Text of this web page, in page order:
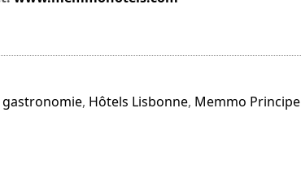
gastronomie, Hôtels Lisbonne, Memmo Principe